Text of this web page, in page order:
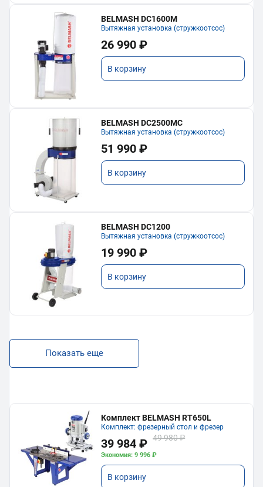
BELMASH DC1600M
Вытяжная установка (стружкоотсос)
26 990 ₽
В корзину
BELMASH DC2500MC
Вытяжная установка (стружкоотсос)
51 990 ₽
В корзину
BELMASH DC1200
Вытяжная установка (стружкоотсос)
19 990 ₽
В корзину
Показать еще
Комплект BELMASH RT650L
Комплект: фрезерный стол и фрезер
39 984 ₽ 49 980 ₽
Экономия: 9 996 ₽
В корзину